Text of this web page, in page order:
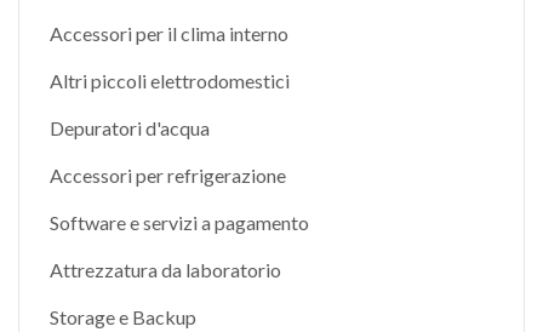
Accessori per il clima interno
Altri piccoli elettrodomestici
Depuratori d'acqua
Accessori per refrigerazione
Software e servizi a pagamento
Attrezzatura da laboratorio
Storage e Backup